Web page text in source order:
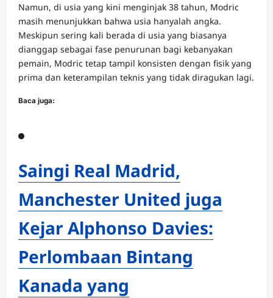
Namun, di usia yang kini menginjak 38 tahun, Modric
masih menunjukkan bahwa usia hanyalah angka.
Meskipun sering kali berada di usia yang biasanya
dianggap sebagai fase penurunan bagi kebanyakan
pemain, Modric tetap tampil konsisten dengan fisik yang
prima dan keterampilan teknis yang tidak diragukan lagi.
Baca juga:
Saingi Real Madrid,
Manchester United juga
Kejar Alphonso Davies:
Perlombaan Bintang
Kanada yang